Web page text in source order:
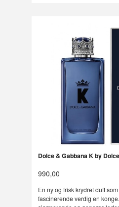
Dolce & Gabbana K by
990,00
En ny og frisk krydret duft
fascinerende verdig en